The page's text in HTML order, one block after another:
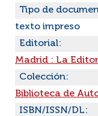
Tipo de
texto impreso
Editorial:
Madrid : La
Colección:
Biblioteca de
ISBN/ISSN/DL: